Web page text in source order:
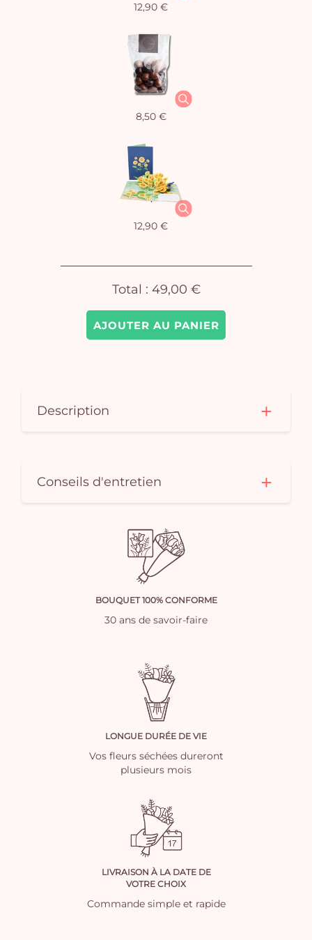
AJOUTER AU PANIER
12,90 €
8,50 €
12,90 €
Total : 49,00 €
Description
Conseils d'entretien
BOUQUET 100% CONFORME
30 ans de savoir-faire
LONGUE DURÉE DE VIE
Vos fleurs séchées dureront
plusieurs mois
LIVRAISON À LA DATE DE
VOTRE CHOIX
Commande simple et rapide